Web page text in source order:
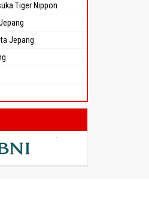
Tiger Nippon
Jepang